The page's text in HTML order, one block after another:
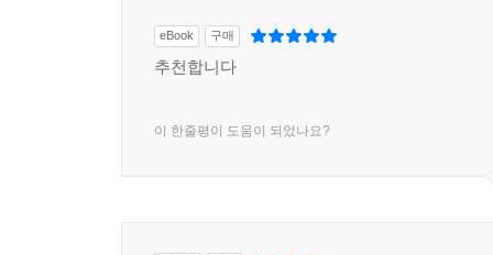
eBook 구매
추천합니다
이 한줄평이 도움이 되었나요?